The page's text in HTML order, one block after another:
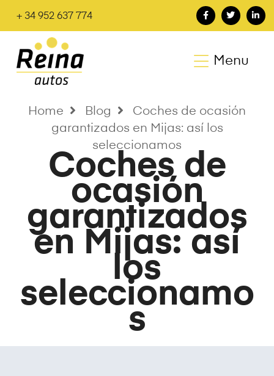
+ 34 952 637 774
Menu
Home Blog
Coches de ocasión
garantizados en Mijas: así los
seleccionamos
Coches de
ocasión
garantizados
en Mijas: así
los
seleccionamo
s